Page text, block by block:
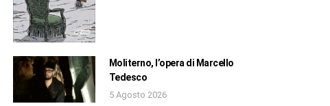
Moliterno, l’opera di Marcello
Tedesco
5 Agosto 2026